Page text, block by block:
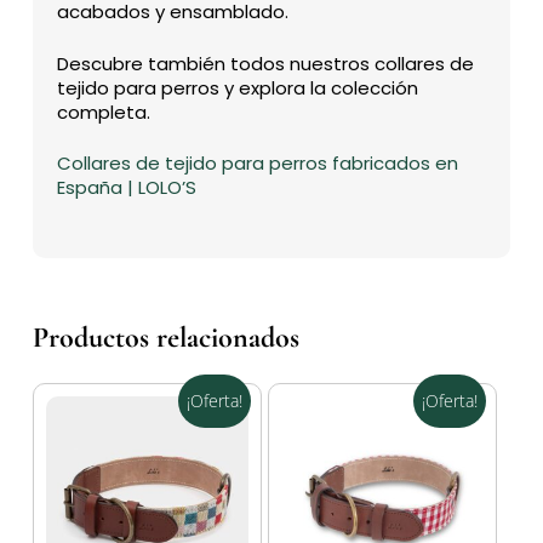
acabados y ensamblado.
Descubre también todos nuestros collares de
tejido para perros y explora la colección
completa.
Collares de tejido para perros fabricados en
España | LOLO’S
Productos relacionados
¡Oferta! ¡Oferta!